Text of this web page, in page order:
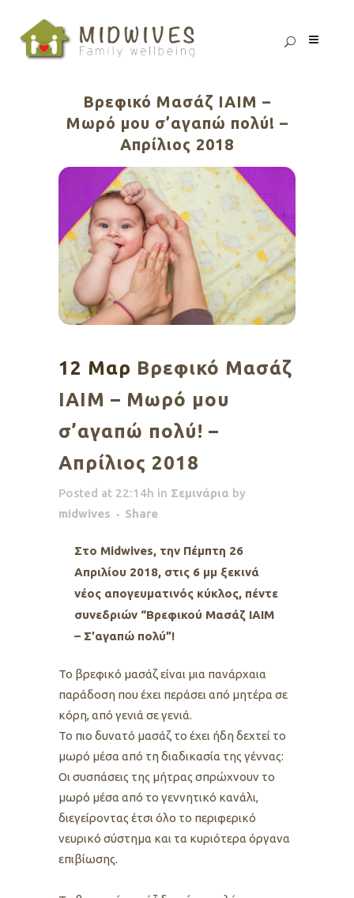
Βρεφικό Μασάζ ΙΑΙΜ –
Μωρό μου σ’αγαπώ πολύ! –
Aπρίλιος 2018
12 Μαρ Βρεφικό Μασάζ
ΙΑΙΜ – Μωρό μου
σ’αγαπώ πολύ! –
Aπρίλιος 2018
Posted at 22:14h in Σεμινάρια by
midwives
Share
Στο Μidwives, την Πέμπτη 26
Απριλίου 2018, στις 6 μμ ξεκινά
νέος απογευματινός κύκλος, πέντε
συνεδριών “Βρεφικού Μασάζ ΙΑΙΜ
– Σ’αγαπώ πολύ”!
Το βρεφικό μασάζ είναι μια πανάρχαια
παράδοση που έχει περάσει από μητέρα σε
κόρη, από γενιά σε γενιά.
Το πιο δυνατό μασάζ το έχει ήδη δεχτεί το
μωρό μέσα από τη διαδικασία της γέννας:
Οι συσπάσεις της μήτρας σπρώχνουν το
μωρό μέσα από το γεννητικό κανάλι,
διεγείροντας έτσι όλο το περιφερικό
νευρικό σύστημα και τα κυριότερα όργανα
επιβίωσης.